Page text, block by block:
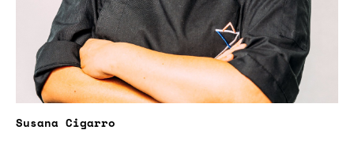
Susana Cigarro